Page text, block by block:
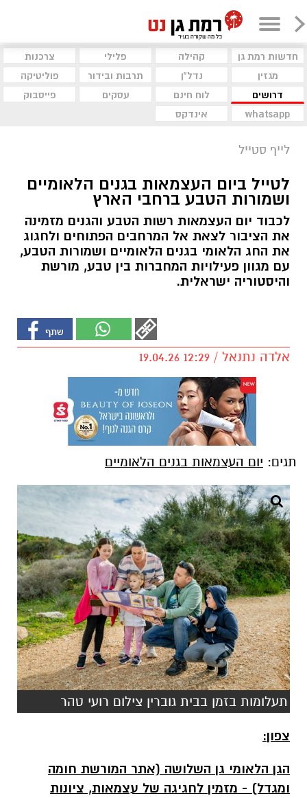
חדשות רמת גן קהילה פלילי
צרכנות
מגזין
נדל"ן תרבות ובידור
פוליטיקה
דרושים
לוח חינם עסקים
פייסבוק
whatsapp
אינדקס
לייף סטייל
לטייל ביום העצמאות בגנים הלאומיים
ושמורות הטבע ברחבי הארץ
לכבוד יום העצמאות רשות הטבע והגנים מזמינה
את הציבור לצאת אל המרחבים הפתוחים ולחגוג
את החג הלאומי בגנים הלאומיים ושמורות הטבע,
עם מגוון פעילויות המחברות בין טבע, מורשת
והיסטוריה ישראלית.
אלדה נתנאל / 12:29 19.04.26
תגים: יום העצמאות בגנים הלאומיים
תעלומות בזמן בבית גוברין צילום רועי טהר
צפון:
הגן הלאומי גן השלושה (אתר המורשת חומה
ומגדל) - מזמין לחגיגה של עצמאות, ציונות